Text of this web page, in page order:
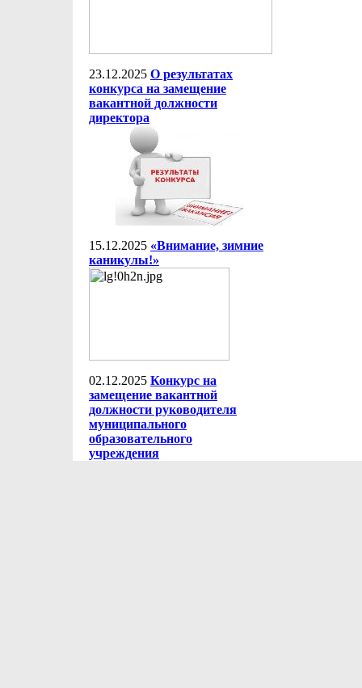
23.12.2025 О результатах
конкурса на замещение
вакантной должности
директора
15.12.2025 «Внимание, зимние
каникулы!»
02.12.2025 Конкурс на
замещение вакантной
должности руководителя
муниципального
образовательного
учреждения